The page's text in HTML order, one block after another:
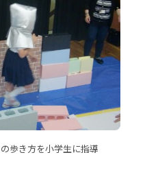
歩き方を小学生に指導